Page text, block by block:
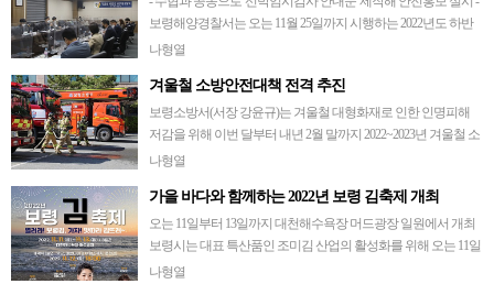
보령해양경찰서는 오는 11월 25일까지 시행하는 2022년도 하반
기 해양안전저해사범 특별단속 기간을 맞아, 대회의실에서 국민
나형열
겨울철 소방안전대책 전격 추진
보령소방서(서장 강윤규)는 겨울철 대형화재로 인한 인명피해
저감을 위해 이번 달부터 내년 2월 말까지 2022~2023년 겨울철 소
방안전대책을 추진한다고 밝혔다. 겨울철은 계절적 특성상 화기
나형열
가을 바다와 함께하는 2022년 보령 김축제 개최
오는 11일부터 13일까지 대천해수욕장 머드광장 일원에서 개최
보령시는 대표 특산품인 조미김 산업의 활성화를 위해 오는 11일
부터 13일까지 3일간 대천해수욕장 머드광장 일원에서 ‘2022년
나형열